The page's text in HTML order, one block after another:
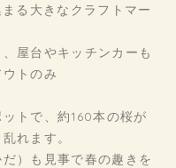
る大きなクラフトマー
屋台やキッチンカーも
トのみ
トで、約160本の桜が
れます。
）も見事で春の趣きを